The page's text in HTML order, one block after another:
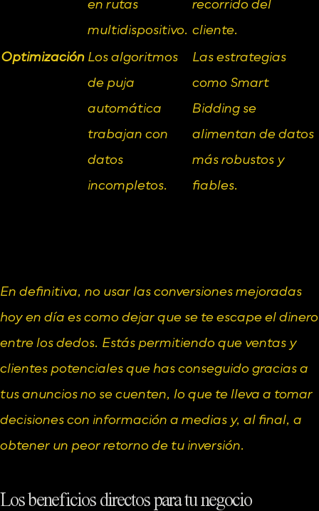
en rutas
multidispositivo.
recorrido del
cliente.
Optimización Los algoritmos
de puja
automática
trabajan con
datos
incompletos.
Las estrategias
como Smart
Bidding se
alimentan de datos
más robustos y
fiables.
En definitiva, no usar las conversiones mejoradas
hoy en día es como dejar que se te escape el dinero
entre los dedos. Estás permitiendo que ventas y
clientes potenciales que has conseguido gracias a
tus anuncios no se cuenten, lo que te lleva a tomar
decisiones con información a medias y, al final, a
obtener un peor retorno de tu inversión.
Los beneficios directos para tu negocio